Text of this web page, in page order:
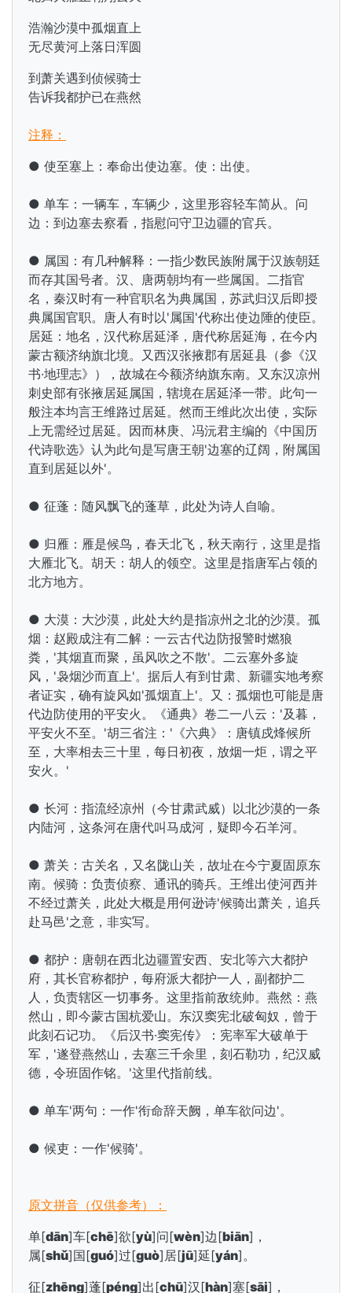
浩瀚沙漠中孤烟直上
无尽黄河上落日浑圆
到萧关遇到侦候骑士
告诉我都护已在燕然
注释：
● 使至塞上：奉命出使边塞。使：出使。
● 单车：一辆车，车辆少，这里形容轻车简从。问
边：到边塞去察看，指慰问守卫边疆的官兵。
● 属国：有几种解释：一指少数民族附属于汉族朝廷
而存其国号者。汉、唐两朝均有一些属国。二指官
名，秦汉时有一种官职名为典属国，苏武归汉后即授
典属国官职。唐人有时以'属国'代称出使边陲的使臣。
居延： 地名，汉代称居延泽， 唐代称居延海，在今内
蒙古额济纳旗北境。又西汉张掖郡有居延县（参《汉
书·地理志》），故城在今额济纳旗东南。又东汉凉州
刺史部有张掖居延属国，辖境在居延泽一带。此句一
般注本均言王维路过居延。然而王维此次出使，实际
上无需经过居延。因而林庚、冯沅君主编的《中国历
代诗歌选》认为此句是写唐王朝'边塞的辽阔，附属国
直到居延以外'。
● 征蓬：随风飘飞的蓬草，此处为诗人自喻。
● 归雁：雁是候鸟， 春天北飞， 秋天南行，这里是指
大雁北飞。胡天：胡人的领空。这里是指唐军占领的
北方地方。
● 大漠：大沙漠，此处大约是指凉州之北的沙漠。孤
烟：赵殿成注有二解：一云古代边防报警时燃狼
粪，'其烟直而聚，虽风吹之不散'。二云塞外多旋
风，'袅烟沙而直上'。据后人有到甘肃、新疆实地考察
者证实，确有旋风如'孤烟直上'。又：孤烟也可能是唐
代边防使用的平安火。《通典》卷二一八云：'及暮，
平安火不至。'胡三省注：'《六典》：唐镇戍烽候所
至，大率相去三十里，每日初夜，放烟一炬，谓之平
安火。'
● 长河：指流经凉州（今甘肃武威）以北沙漠的一条
内陆河，这条河在唐代叫马成河，疑即今石羊河。
● 萧关：古关名，又名陇山关，故址在今宁夏固原东
南。候骑：负责侦察、通讯的骑兵。王维出使河西并
不经过萧关，此处大概是用何逊诗'候骑出萧关，追兵
赴马邑'之意，非实写。
● 都护：唐朝在西北边疆置安西、安北等六大都护
府，其长官称都护，每府派大都护一人，副都护二
人，负责辖区一切事务。这里指前敌统帅。燕然：燕
然山，即今蒙古国杭爱山。东汉窦宪北破匈奴，曾于
此刻石记功。《后汉书·窦宪传》：宪率军大破单于
军，'遂登燕然山，去塞三千余里，刻石勒功，纪汉威
德，令班固作铭。'这里代指前线。
● 单车'两句：一作'衔命辞天阙，单车欲问边'。
● 候吏：一作'候骑'。
原文拼音（仅供参考）：
单[dān]车[chē]欲[yù]问[wèn]边[biān]，
属[shǔ]国[guó]过[guò]居[jū]延[yán]。
征[zhēng]蓬[péng]出[chū]汉[hàn]塞[sāi]，